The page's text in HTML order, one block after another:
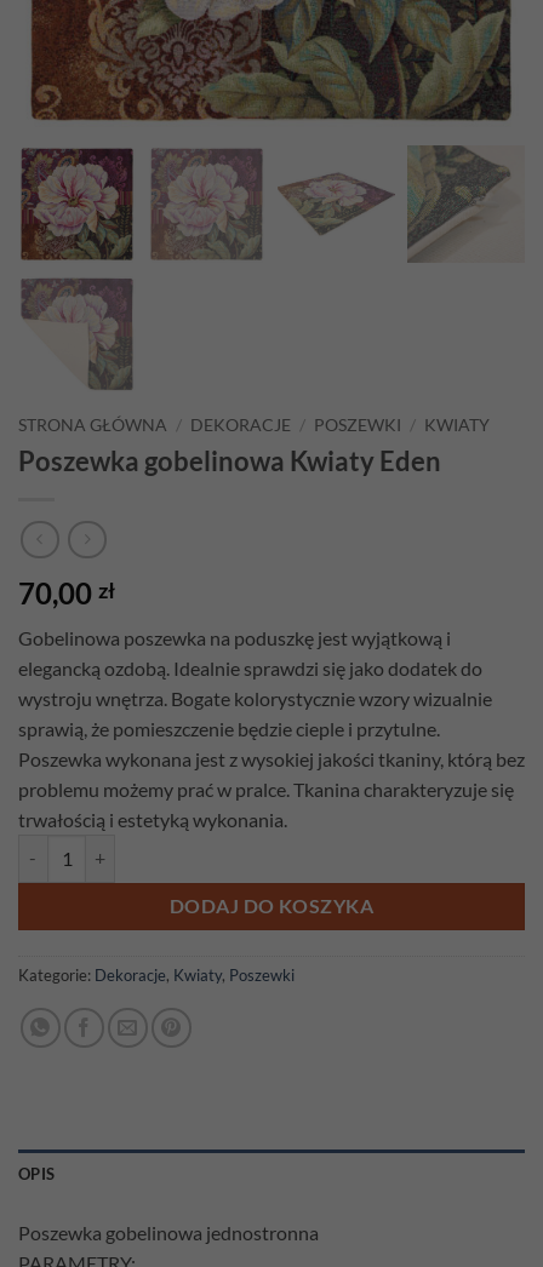
STRONA GŁÓWNA / DEKORACJE / POSZEWKI / KWIATY
Poszewka gobelinowa Kwiaty Eden
70,00 zł
Gobelinowa poszewka na poduszkę jest wyjątkową i
elegancką ozdobą. Idealnie sprawdzi się jako dodatek do
wystroju wnętrza. Bogate kolorystycznie wzory wizualnie
sprawią, że pomieszczenie będzie cieple i przytulne.
Poszewka wykonana jest z wysokiej jakości tkaniny, którą bez
problemu możemy prać w pralce. Tkanina charakteryzuje się
trwałością i estetyką wykonania.
DODAJ DO KOSZYKA
Kategorie: Dekoracje, Kwiaty, Poszewki
OPIS
Poszewka gobelinowa jednostronna
PARAMETRY: